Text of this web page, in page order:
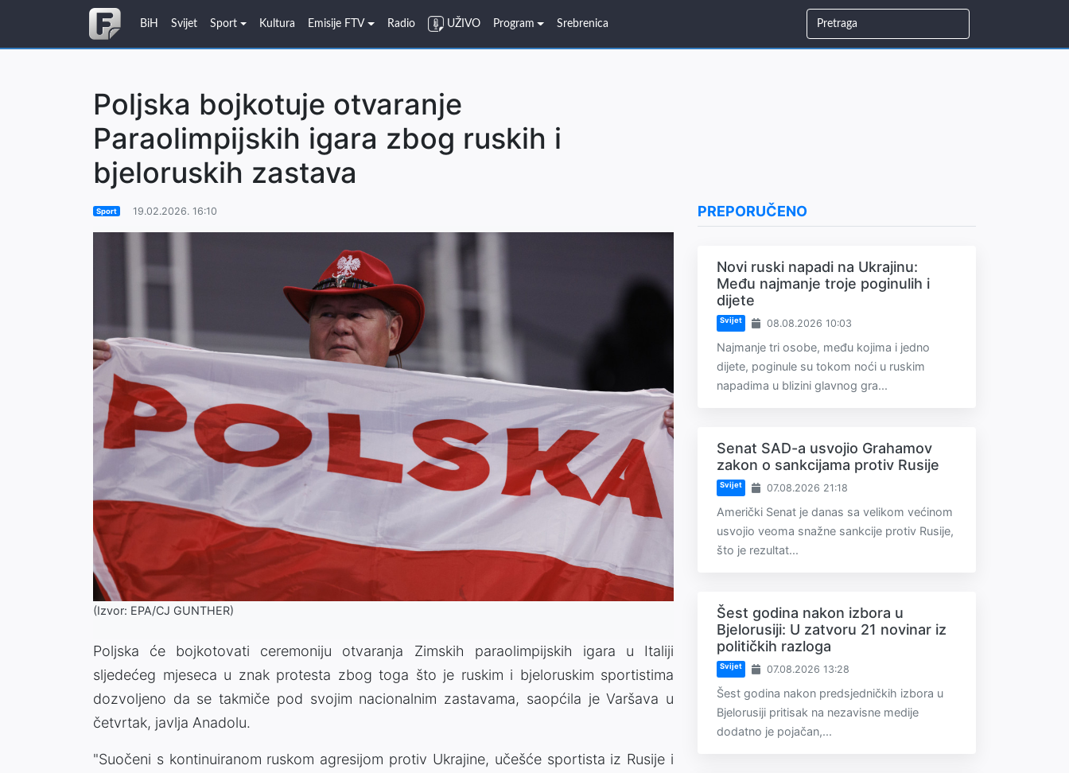
BiH Svijet Sport Kultura Emisije FTV Radio UŽIVO Program Srebrenica
Poljska bojkotuje otvaranje
Paraolimpijskih igara zbog ruskih i
bjeloruskih zastava
Sport 19.02.2026. 16:10
(Izvor: EPA/CJ GUNTHER)
Poljska će bojkotovati ceremoniju otvaranja Zimskih paraolimpijskih igara u Italiji
sljedećeg mjeseca u znak protesta zbog toga što je ruskim i bjeloruskim sportistima
dozvoljeno da se takmiče pod svojim nacionalnim zastavama, saopćila je Varšava u
četvrtak, javlja Anadolu.
"Suočeni s kontinuiranom ruskom agresijom protiv Ukrajine, učešće sportista iz Rusije i
PREPORUČENO
Novi ruski napadi na Ukrajinu:
Među najmanje troje poginulih i
dijete
Svijet 08.08.2026 10:03
Najmanje tri osobe, među kojima i jedno
dijete, poginule su tokom noći u ruskim
napadima u blizini glavnog gra...
Senat SAD-a usvojio Grahamov
zakon o sankcijama protiv Rusije
Svijet 07.08.2026 21:18
Američki Senat je danas sa velikom većinom
usvojio veoma snažne sankcije protiv Rusije,
što je rezultat...
Šest godina nakon izbora u
Bjelorusiji: U zatvoru 21 novinar iz
političkih razloga
Svijet 07.08.2026 13:28
Šest godina nakon predsjedničkih izbora u
Bjelorusiji pritisak na nezavisne medije
dodatno je pojačan,...